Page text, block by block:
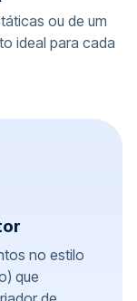
ou de um
ideal para cada
no estilo
que